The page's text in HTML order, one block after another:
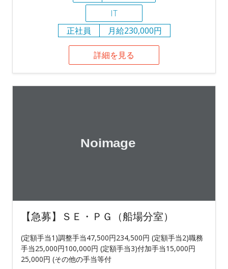
IT
正社員
月給230,000円
詳細を見る
【急募】ＳＥ・ＰＧ（船場分室）
(定額手当1)調整手当47,500円234,500円 (定額手当2)職務
手当25,000円100,000円 (定額手当3)付加手当15,000円
25,000円 (その他の手当等付